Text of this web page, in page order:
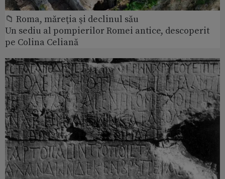
📁 Roma, măreţia şi declinul său
Un sediu al pompierilor Romei antice, descoperit
pe Colina Celiană